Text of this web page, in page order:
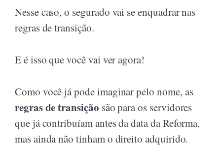
Nesse caso, o segurado vai se enquadrar nas
regras de transição.
E é isso que você vai ver agora!
Como você já pode imaginar pelo nome, as
regras de transição são para os servidores
que já contribuíam antes da data da Reforma,
mas ainda não tinham o direito adquirido.